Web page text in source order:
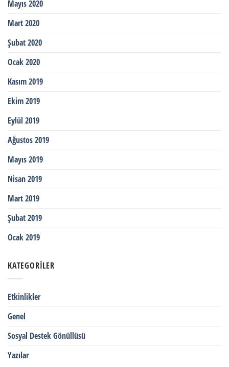
Mayıs 2020
Mart 2020
Şubat 2020
Ocak 2020
Kasım 2019
Ekim 2019
Eylül 2019
Ağustos 2019
Mayıs 2019
Nisan 2019
Mart 2019
Şubat 2019
Ocak 2019
KATEGORILER
Etkinlikler
Genel
Sosyal Destek Gönüllüsü
Yazılar